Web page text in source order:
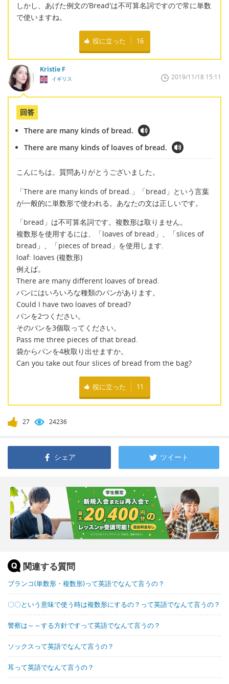
しかし、あげた例文の’Bread'は不可算名詞ですので常に単数
で使いますね。
役に立った 16
Kristie F
イギリス 2019/11/18 15:11
回答
There are many kinds of bread.
There are many kinds of loaves of bread.
こんにちは。質問ありがとうございました。
「There are many kinds of bread.」「bread」という言葉
が一般的に単数形で使われる。あなたの文は正しいです。
「bread」は不可算名詞です。複数形は取りません。
複数形を使用するには、「loaves of bread」、「slices of
bread」、「pieces of bread」を使用します.
loaf: loaves (複数形)
例えば。
There are many different loaves of bread.
パンにはいろいろな種類のパンがあります。
Could I have two loaves of bread?
パンを2つください。
そのパンを3個取ってください。
Pass me three pieces of that bread.
袋からパンを4枚取り出せますか。
Can you take out four slices of bread from the bag?
役に立った 11
27 24236
シェア ツイート
関連する質問
ブランコ(単数形・複数形)って英語でなんて言うの？
〇〇という意味で使う時は複数形にするの？って英語でなんて言うの？
警察は～～する方針ですって英語でなんて言うの？
ソックスって英語でなんて言うの？
耳って英語でなんて言うの？